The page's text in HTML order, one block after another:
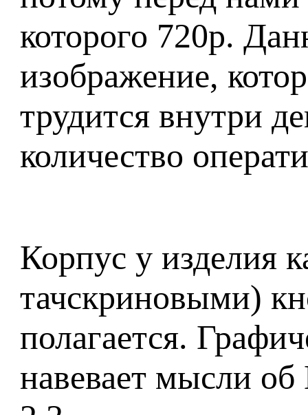
которого 720p.
изображение,
трудится внутри
количество
Корпус у изделия
тачскриновыми)
полагается.
навевает мысли об